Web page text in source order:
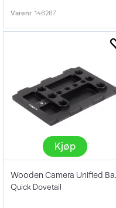
Varenr 146267
Kjøp
Quick Dovetail